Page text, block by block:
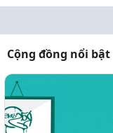
Cộng đồng nổi bật